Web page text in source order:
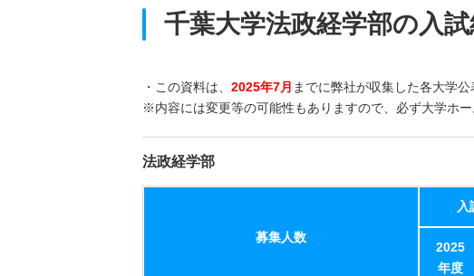
千葉大学法政経学部の入試
・この資料は、 2025年7月 までに弊社が収集した各大学
※内容には変更等の可能性もありますので、必ず大学ホ
法政経学部
募集人数
入
2025
年度